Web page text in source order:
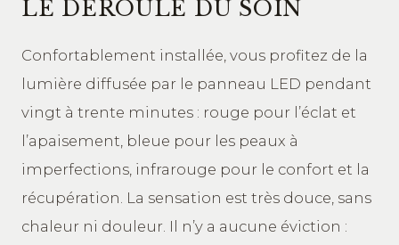
LE DÉROULÉ DU SOIN
Confortablement installée, vous profitez de la
lumière diffusée par le panneau LED pendant
vingt à trente minutes : rouge pour l’éclat et
l’apaisement, bleue pour les peaux à
imperfections, infrarouge pour le confort et la
récupération. La sensation est très douce, sans
chaleur ni douleur. Il n’y a aucune éviction :